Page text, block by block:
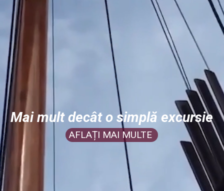
Mai mult decât o simplă excursie
AFLAȚI MAI MULTE